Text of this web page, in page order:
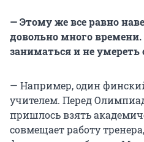
— Этому же все равно
довольно много
заниматься и не умереть
— Например, один
учителем. Перед
пришлось взять
совмещает работу